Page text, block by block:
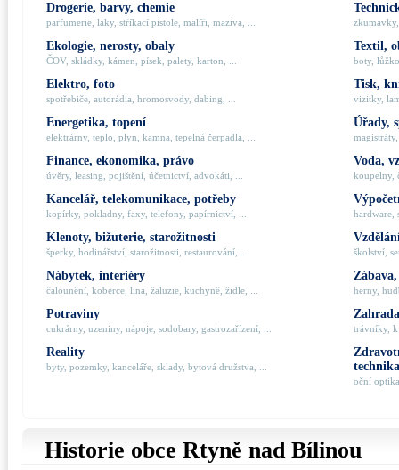
Drogerie, barvy, chemie
parfumerie, laky, stříkací pistole, malíři, maziva, ...
Ekologie, nerosty, obaly
ČOV, skládky, kámen, písek, palety, karton, ...
Elektro, foto
spotřebiče, autorádia, hromosvody, dabing, ...
Energetika, topení
elektrárny, teplo, plyn, kamna, tepelná čerpadla, ...
Finance, ekonomika, právo
úvěry, leasing, pojištění, účetnictví, advokáti, ...
Kancelář, telekomunikace, potřeby
kopírky, pokladny, faxy, telefony, papírnictví, ...
Klenoty, bižuterie, starožitnosti
šperky, hodinářství, starožitnosti, restaurování, ...
Nábytek, interiéry
čalounění, koberce, lina, žaluzie, kuchyně, židle, ...
Potraviny
cukrárny, uzeniny, nápoje, sodobary, gastrozařízení, ...
Reality
byty, pozemky, kanceláře, sklady, bytová družstva, ...
Textil,
boty,
Tisk,
vizitky,
Úřady,
Voda,
koupelny,
hardware,
školství,
herny,
trávníky,
technika
oční
Historie obce Rtyně nad Bílinou